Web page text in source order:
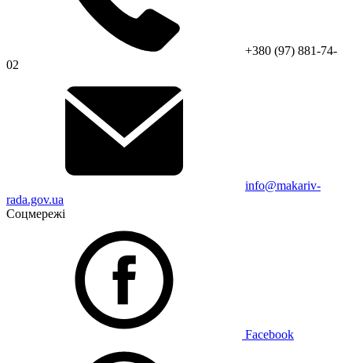
+380 (97) 881-74-
02
info@makariv-
rada.gov.ua
Соцмережі
Facebook